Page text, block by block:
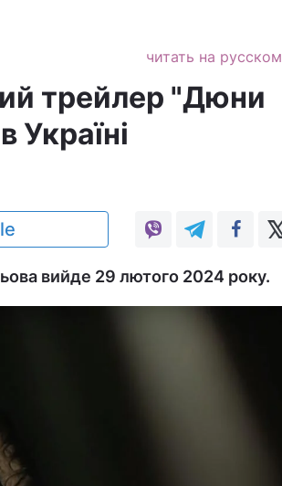
читать на русском
трейлер "Дюни
Україні
вийде 29 лютого 2024 року.